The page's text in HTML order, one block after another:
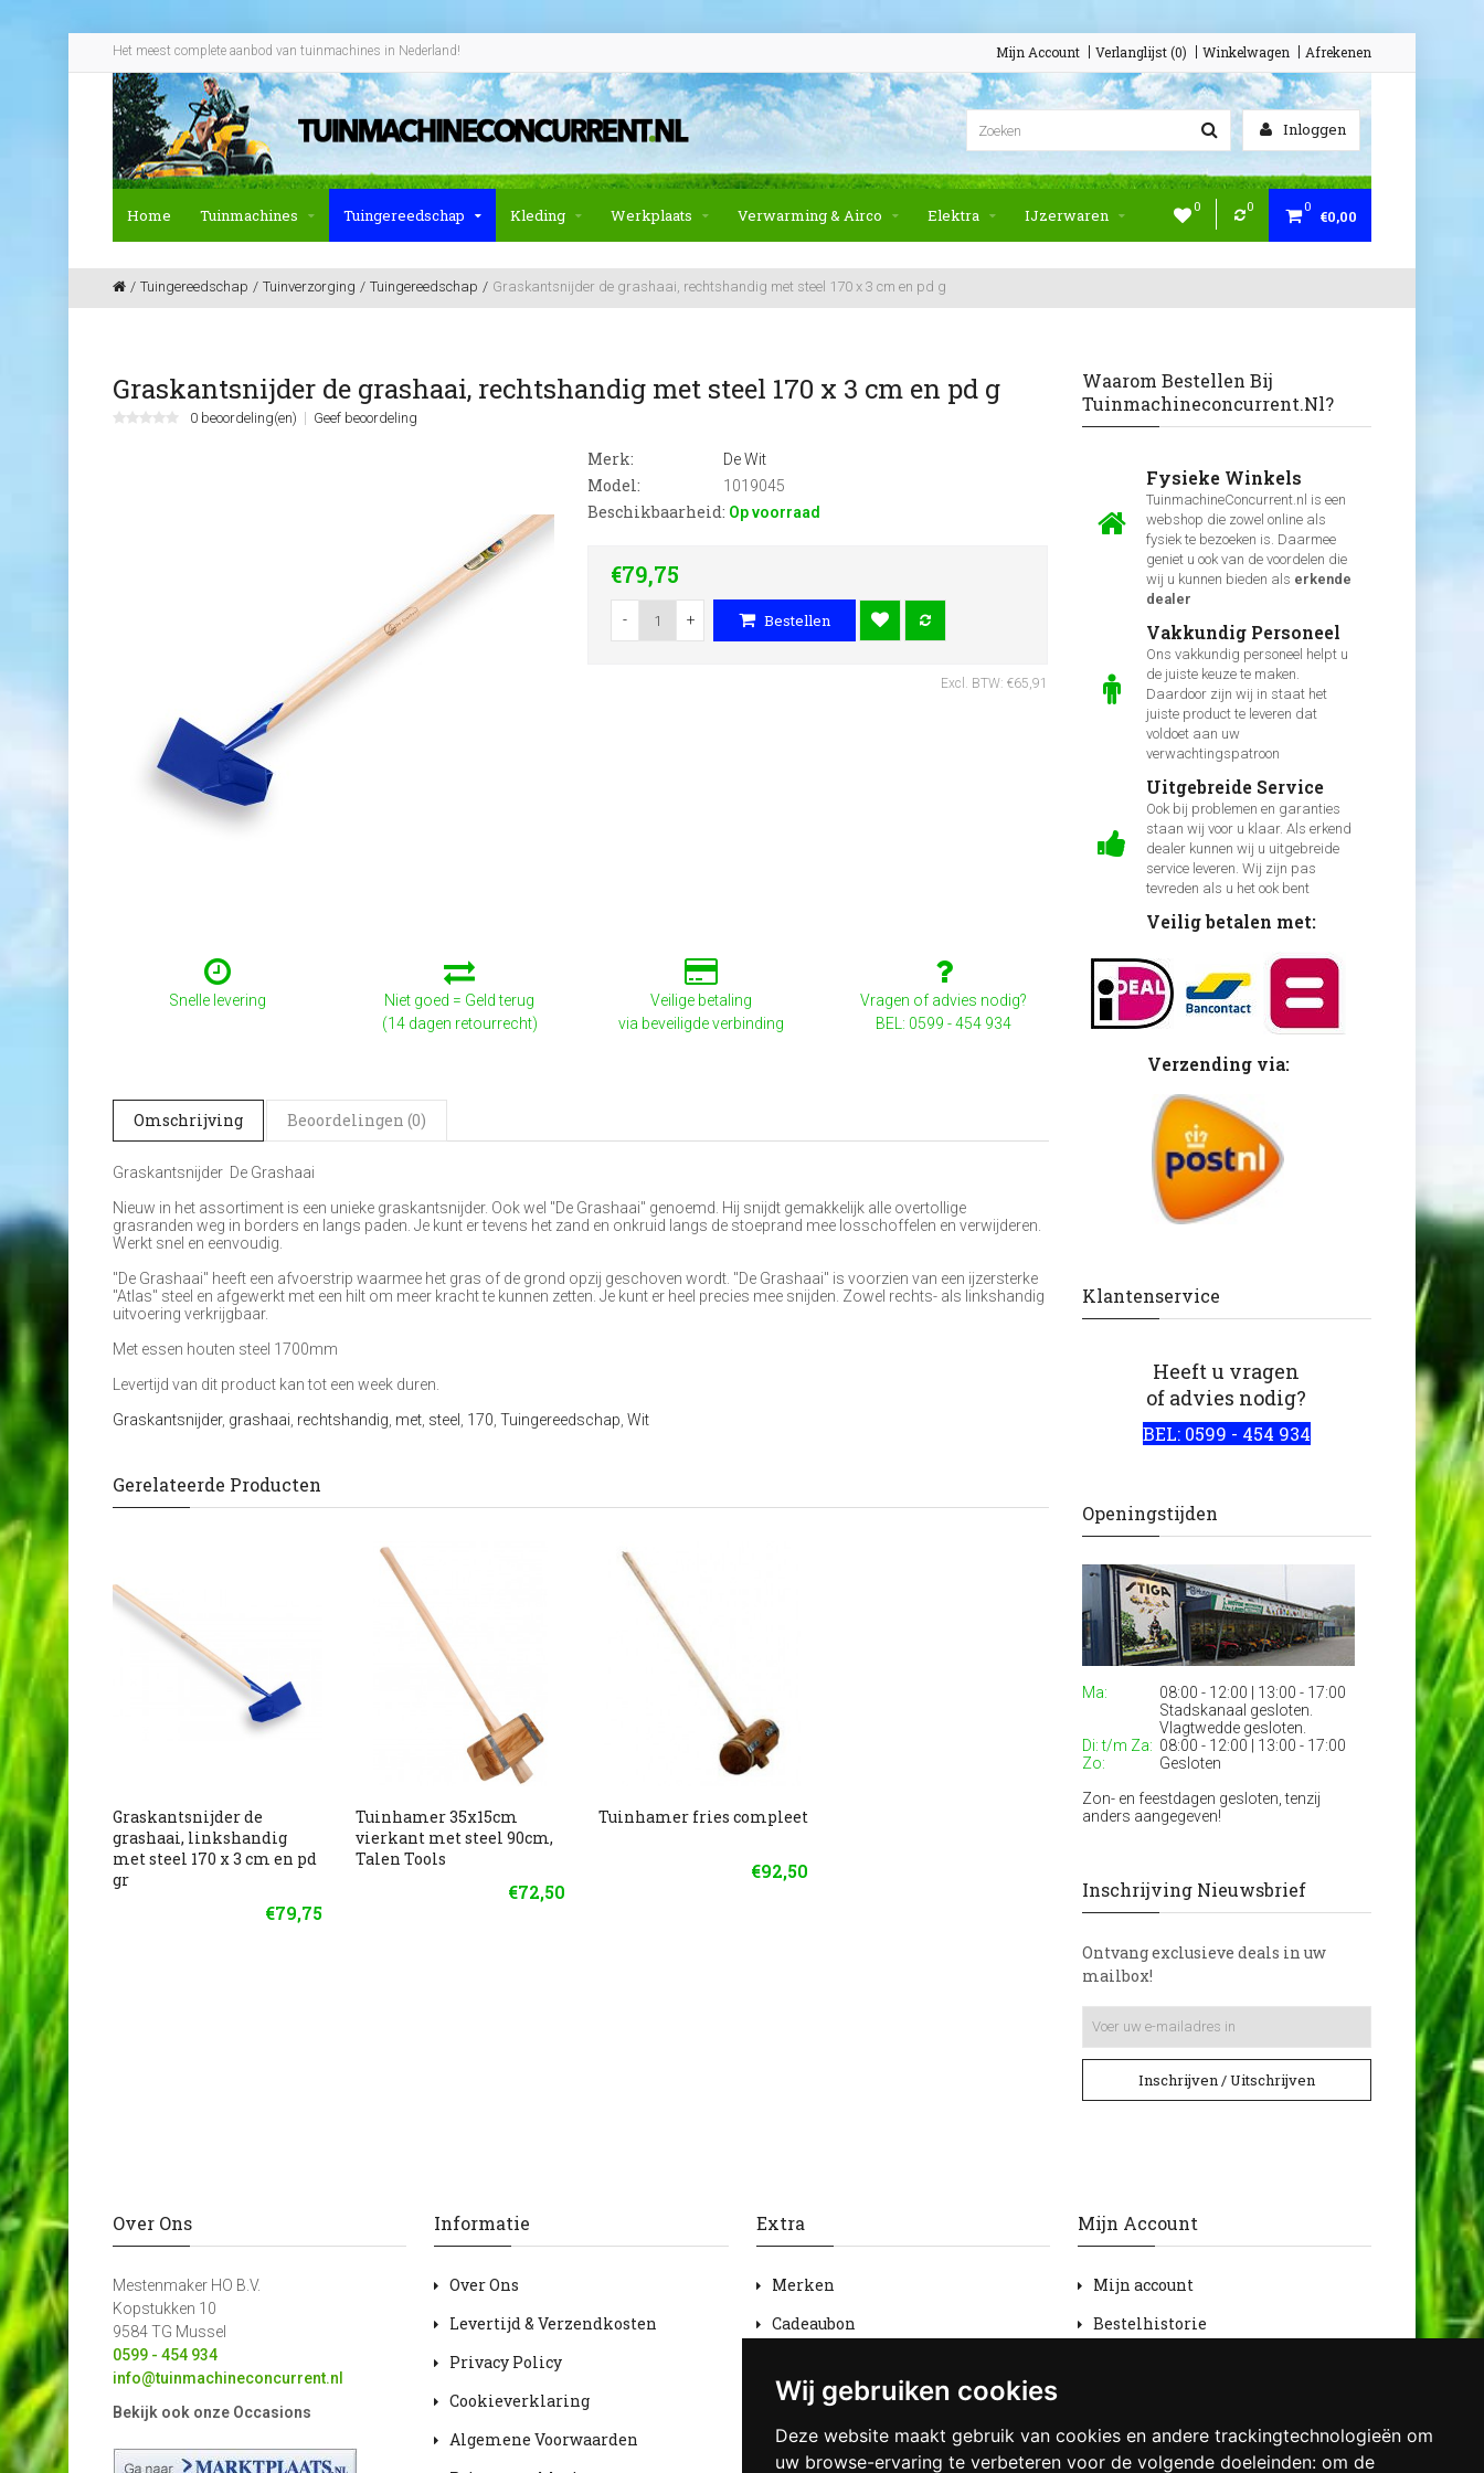
Wij gebruiken cookies
Deze website maakt gebruik van cookies en andere trackingtechnologieën om
uw browse-ervaring te verbeteren voor de volgende doeleinden: om de
Het meest complete aanbod van tuinmachines in Nederland! Mijn Account Verlanglijst (0) Winkelwagen Afrekenen
Inloggen
0 0 0
€0,00
Home Tuinmachines Tuingereedschap Kleding Werkplaats Verwarming & Airco Elektra IJzerwaren
Tuingereedschap Tuinverzorging Tuingereedschap Graskantsnijder de grashaai, rechtshandig met steel 170 x 3 cm en pd g
Graskantsnijder de grashaai, rechtshandig met steel 170 x 3 cm en pd g
0 beoordeling(en) Geef beoordeling
Merk: De Wit
Model: 1019045
Beschikbaarheid: Op voorraad
€79,75
- + Bestellen
Excl. BTW: €65,91
Snelle levering
Niet goed = Geld terug
(14 dagen retourrecht)
Veilige betaling
via beveiligde verbinding
Vragen of advies nodig?
BEL: 0599 - 454 934
Omschrijving Beoordelingen (0)
Graskantsnijder De Grashaai
Nieuw in het assortiment is een unieke graskantsnijder. Ook wel "De Grashaai" genoemd. Hij snijdt gemakkelijk alle overtollige
grasranden weg in borders en langs paden. Je kunt er tevens het zand en onkruid langs de stoeprand mee losschoffelen en verwijderen.
Werkt snel en eenvoudig.
"De Grashaai" heeft een afvoerstrip waarmee het gras of de grond opzij geschoven wordt. "De Grashaai" is voorzien van een ijzersterke
"Atlas" steel en afgewerkt met een hilt om meer kracht te kunnen zetten. Je kunt er heel precies mee snijden. Zowel rechts- als linkshandig
uitvoering verkrijgbaar.
Met essen houten steel 1700mm
Levertijd van dit product kan tot een week duren.
Graskantsnijder, grashaai rechtshandig met steel 170 Tuingereedschap Wit
Gerelateerde Producten
Graskantsnijder de
grashaai, linkshandig
met steel 170 x 3 cm en pd
gr
€79,75
Tuinhamer 35x15cm
vierkant met steel 90cm,
Talen Tools
€72,50
Tuinhamer fries compleet
€92,50
Waarom Bestellen Bij
Tuinmachineconcurrent.nl?
Fysieke Winkels
TuinmachineConcurrent.nl is een
webshop die zowel online als
fysiek te bezoeken is. Daarmee
geniet u ook van de voordelen die
wij u kunnen bieden als erkende
dealer
Vakkundig Personeel
Ons vakkundig personeel helpt u
de juiste keuze te maken.
Daardoor zijn wij in staat het
juiste product te leveren dat
voldoet aan uw
verwachtingspatroon
Uitgebreide Service
Ook bij problemen en garanties
staan wij voor u klaar. Als erkend
dealer kunnen wij u uitgebreide
service leveren. Wij zijn pas
tevreden als u het ook bent
Veilig betalen met:
Verzending via:
Klantenservice
Heeft u vragen
of advies nodig?
BEL: 0599 - 454 934
Openingstijden
Ma:
08:00 - 12:00 | 13:00 - 17:00
Stadskanaal gesloten.
Vlagtwedde gesloten.
Di: t/m Za: 08:00 - 12:00 | 13:00 - 17:00
Zo:
Gesloten
Zon- en feestdagen gesloten, tenzij
anders aangegeven!
Inschrijving Nieuwsbrief
Ontvang exclusieve deals in uw
mailbox!
Inschrijven / Uitschrijven
Over Ons
Mestenmaker HO B.V.
Kopstukken 10
9584 TG Mussel
0599 - 454 934
info@tuinmachineconcurrent.nl
Bekijk ook onze Occasions
Informatie
Over Ons
Levertijd & Verzendkosten
Privacy Policy
Cookieverklaring
Algemene Voorwaarden
Extra
Merken
Cadeaubon
Sitemap
Mijn Account
Mijn account
Bestelhistorie
Nieuwsbrief